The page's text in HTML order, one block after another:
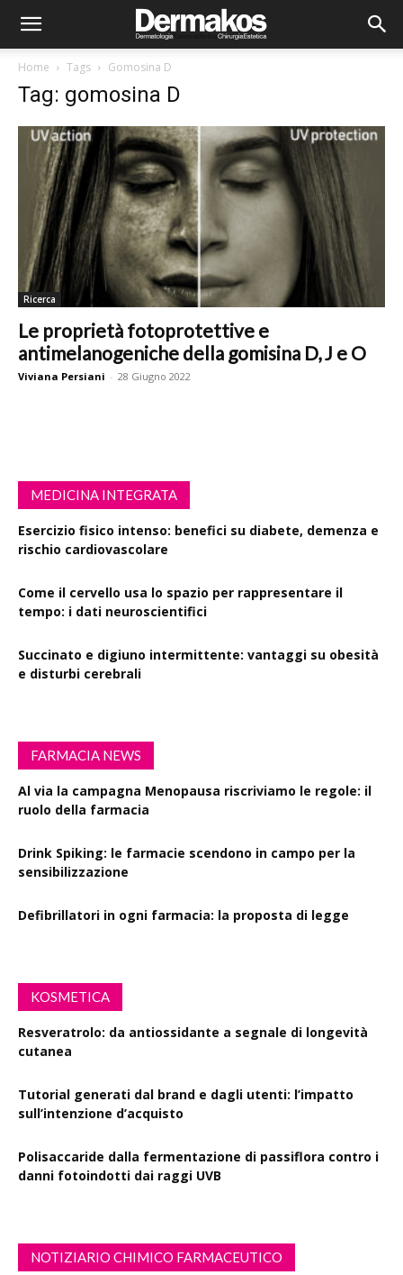
Home Tags Gomosina D
Tag: gomosina D
Ricerca
Le proprietà fotoprotettive e
antimelanogeniche della gomisina D, J e O
Viviana Persiani - 28 Giugno 2022
MEDICINA INTEGRATA
Esercizio fisico intenso: benefici su diabete, demenza e
rischio cardiovascolare
Come il cervello usa lo spazio per rappresentare il
tempo: i dati neuroscientifici
Succinato e digiuno intermittente: vantaggi su obesità
e disturbi cerebrali
FARMACIA NEWS
Al via la campagna Menopausa riscriviamo le regole: il
ruolo della farmacia
Drink Spiking: le farmacie scendono in campo per la
sensibilizzazione
Defibrillatori in ogni farmacia: la proposta di legge
KOSMETICA
Resveratrolo: da antiossidante a segnale di longevità
cutanea
Tutorial generati dal brand e dagli utenti: l’impatto
sull’intenzione d’acquisto
Polisaccaride dalla fermentazione di passiflora contro i
danni fotoindotti dai raggi UVB
NOTIZIARIO CHIMICO FARMACEUTICO